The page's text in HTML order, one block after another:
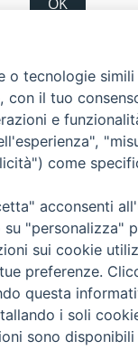
o tecnologie simili
con il tuo
e
come
acconsenti
"personalizza"
sui cookie
preferenze.
questa
i soli
sono